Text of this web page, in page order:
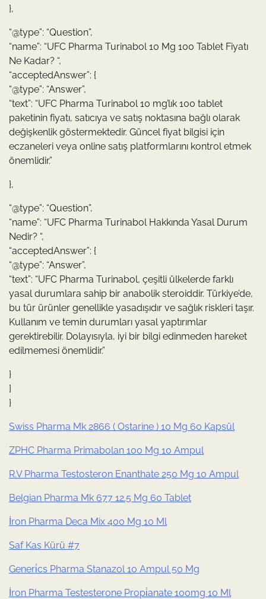
},
“@type”: “Question”,
“name”: “UFC Pharma Turinabol 10 Mg 100 Tablet Fiyatı
Ne Kadar? “,
“acceptedAnswer”: {
“@type”: “Answer”,
“text”: “UFC Pharma Turinabol 10 mg’lık 100 tablet
paketinin fiyatı, satıcıya ve satış noktasına bağlı olarak
değişkenlik göstermektedir. Güncel fiyat bilgisi için
eczaneleri veya online satış platformlarını kontrol etmek
önemlidir.”
},
“@type”: “Question”,
“name”: “UFC Pharma Turinabol Hakkında Yasal Durum
Nedir? “,
“acceptedAnswer”: {
“@type”: “Answer”,
“text”: “UFC Pharma Turinabol, çeşitli ülkelerde farklı
yasal durumlara sahip bir anabolik steroiddir. Türkiye’de,
bu tür ürünler genellikle yasadışıdır ve sağlık riskleri taşır.
Kullanım ve temin durumları yasal yaptırımlar
gerektirebilir. Dolayısıyla, iyi bir bilgi edinmeden hareket
edilmemesi önemlidir.”
}
]
}
Swiss Pharma Mk 2866 ( Ostarine ) 10 Mg 60 Kapsül
ZPHC Pharma Primabolan 100 Mg 10 Ampul
R.V Pharma Testosteron Enanthate 250 Mg 10 Ampul
Belgian Pharma Mk 677 12.5 Mg 60 Tablet
İron Pharma Deca Mix 400 Mg 10 Ml
Saf Kas Kürü #7
Generi̇cs Pharma Stanazol 10 Ampul 50 Mg
İron Pharma Testesterone Propi̇anate 100mg 10 Ml